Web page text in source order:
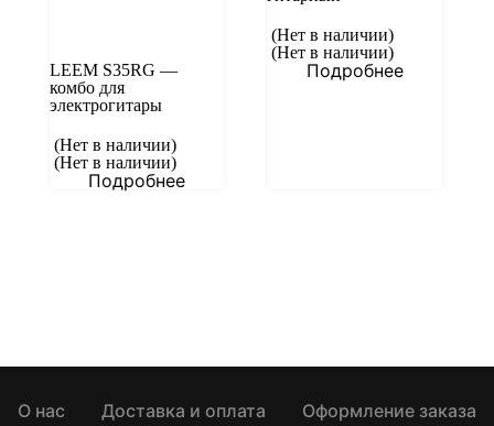
LEEM S35RG —
комбо для
электрогитары
(Нет в наличии)
(Нет в наличии)
Подробнее
(Нет в наличии)
(Нет в наличии)
Подробнее
О нас Доставка и оплата Оформление заказа